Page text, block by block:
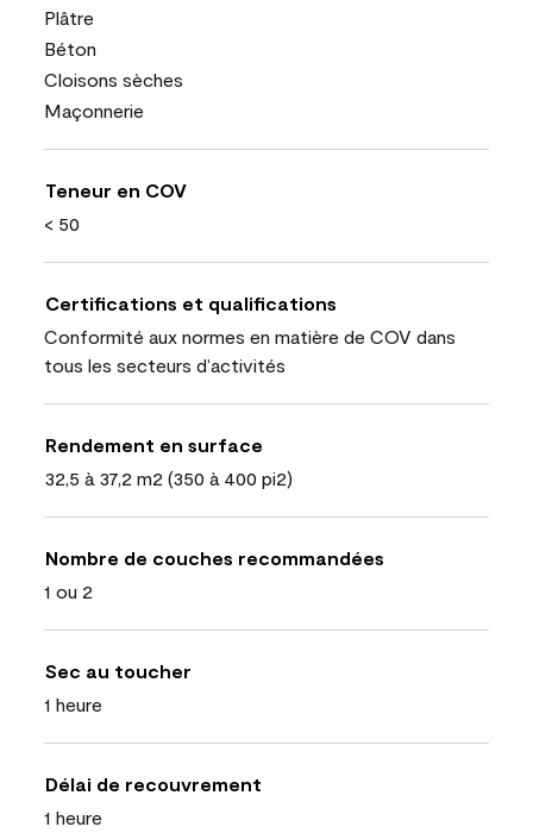
Plâtre
Béton
Cloisons sèches
Maçonnerie
Teneur en COV
< 50
Certifications et qualifications
Conformité aux normes en matière de COV dans
tous les secteurs d’activités
Rendement en surface
32,5 à 37,2 m2 (350 à 400 pi2)
Nombre de couches recommandées
1 ou 2
Sec au toucher
1 heure
Délai de recouvrement
1 heure